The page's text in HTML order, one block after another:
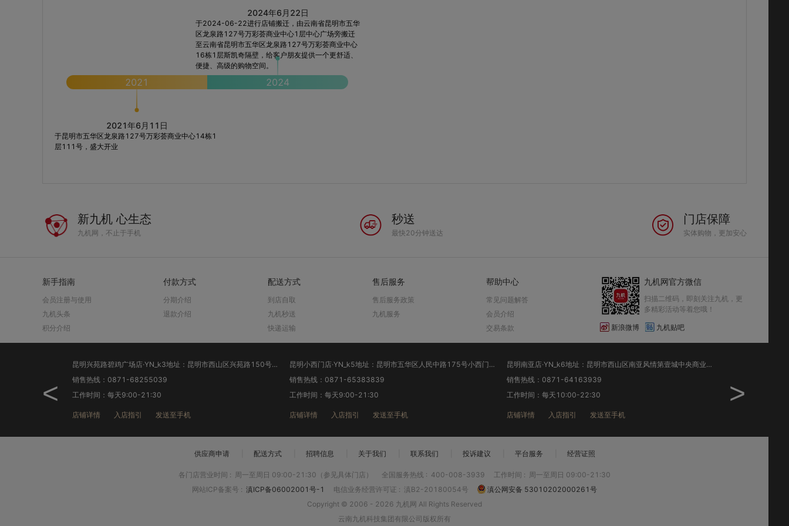
2021
2021年6月11日
于昆明市五华区龙泉路127号万彩荟商业中心14栋1
层111号，盛大开业
2024
2024年6月22日
于2024-06-22进行店铺搬迁，由云南省昆明市五华
区龙泉路127号万彩荟商业中心1层中心广场旁搬迁
至云南省昆明市五华区龙泉路127号万彩荟商业中心
16栋1层斯凯奇隔壁，给客户朋友提供一个更舒适、
便捷、高级的购物空间。
新九机 心生态
九机网，不止于手机
秒送
最快20分钟送达
门店保障
实体购物，更加安心
新手指南
会员注册与使用
九机头条
积分介绍
付款方式
分期介绍
退款介绍
配送方式
到店自取
九机秒送
快递运输
售后服务
售后服务政策
九机服务
帮助中心
常见问题解答
会员介绍
交易条款
九机网官方微信
扫描二维码，即刻关注九机，更
多精彩活动等着您哦！
新浪微博 九机贴吧
<
昆明小西门店·YN_k5地址：昆明市五华区人民中路175号小西门广场(桥香园旁)
销售热线：0871-65383839
工作时间：每天9:00-21:30
店铺详情 入店指引 发送至手机
昆明南亚店·YN_k6地址：昆明市西山区南亚风情第壹城中央商业广场A5幢1楼(名创优品旁)
销售热线：0871-64163939
工作时间：每天10:00-22:30
店铺详情 入店指引 发送至手机
昆明红锦路店·YN_k7地址：昆明市五华区红锦路15号(霖雨路与红锦路交叉口沙坝营公交站台)
销售热线：0871-64106139
工作时间：每天9:00-21:30
店铺详情 入店指引 发送至手机
工作时间：每天
>
供应商申请 配送方式 招聘信息 关于我们 联系我们 投诉建议 平台服务 经营证照
各门店营业时间 : 周一至周日 09:00-21:30（参见具体门店） 全国服务热线 : 400-008-3939 工作时间 : 周一至周日 09:00-21:30
网站ICP备案号 : 滇ICP备06002001号-1 电信业务经营许可证 : 滇B2-20180054号
滇公网安备 53010202000261号
Copyright © 2006 - 2026 九机网 All Rights Reserved
云南九机科技集团有限公司版权所有